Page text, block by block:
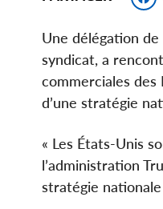
Une délégation
syndicat, a
commerciales des
d’une stratégie
« Les États-Unis
l’administration
stratégie